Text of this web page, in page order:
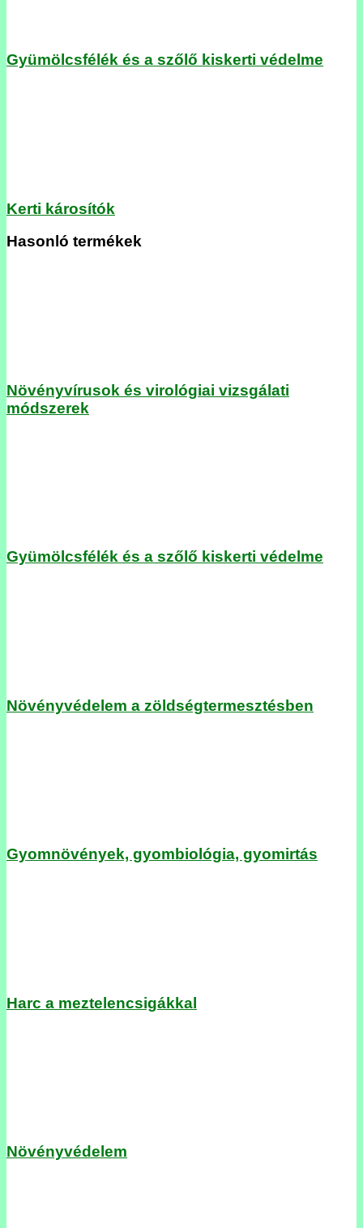
Gyümölcsfélék és a szőlő kiskerti védelme
Kerti károsítók
Hasonló termékek
Növényvírusok és virológiai vizsgálati
módszerek
Gyümölcsfélék és a szőlő kiskerti védelme
Növényvédelem a zöldségtermesztésben
Gyomnövények, gyombiológia, gyomirtás
Harc a meztelencsigákkal
Növényvédelem